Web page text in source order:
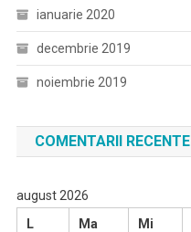
ianuarie 2020
decembrie 2019
noiembrie 2019
COMENTARII RECENTE
august 2026
L
Ma Mi